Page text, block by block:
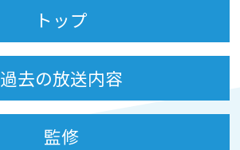
トップ
過去の放送内容
監修